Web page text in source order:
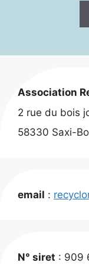
Association
2 rue du bois
58330 Saxi-
email :
N° siret : 909